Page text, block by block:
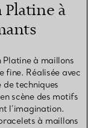
Platine à
Platine à maillons
fine. Réalisée avec
de techniques
scène des motifs
l’imagination.
à maillons